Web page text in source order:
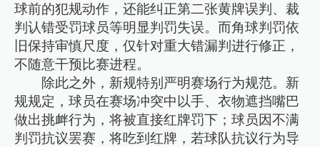
球前的犯规动作，还能纠正第二张黄牌误判、裁
判认错受罚球员等明显判罚失误。而角球判罚依
旧保持审慎尺度，仅针对重大错漏判进行修正，
不随意干预比赛进程。
除此之外，新规特别严明赛场行为规范。新
规规定，球员在赛场冲突中以手、衣物遮挡嘴巴
做出挑衅行为，将被直接红牌罚下；球员因不满
判罚抗议罢赛，将吃到红牌，若球队抗议行为导